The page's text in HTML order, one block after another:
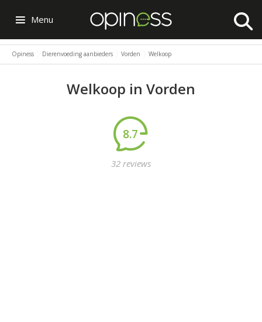
Menu
Opiness Dierenvoeding aanbieders Vorden Welkoop
Welkoop in Vorden
8.7
32 reviews